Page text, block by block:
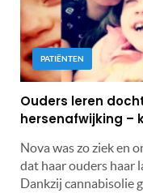
PATIËNTEN
Ouders leren
hersenafwijking –
Nova was zo ziek en
dat haar ouders haar
Dankzij cannabisolie